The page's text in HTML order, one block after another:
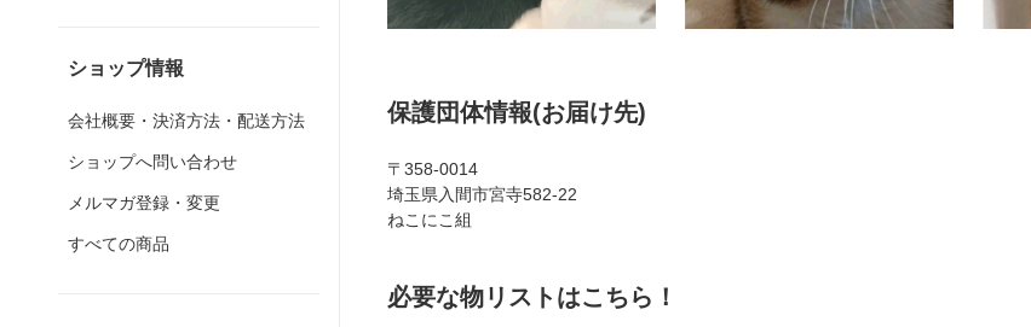
ショップ情報
会社概要・決済方法・配送方法
ショップへ問い合わせ
メルマガ登録・変更
すべての商品
保護団体情報(お届け先)
〒358-0014
埼玉県入間市宮寺582-22
ねこにこ組
必要な物リストはこちら！